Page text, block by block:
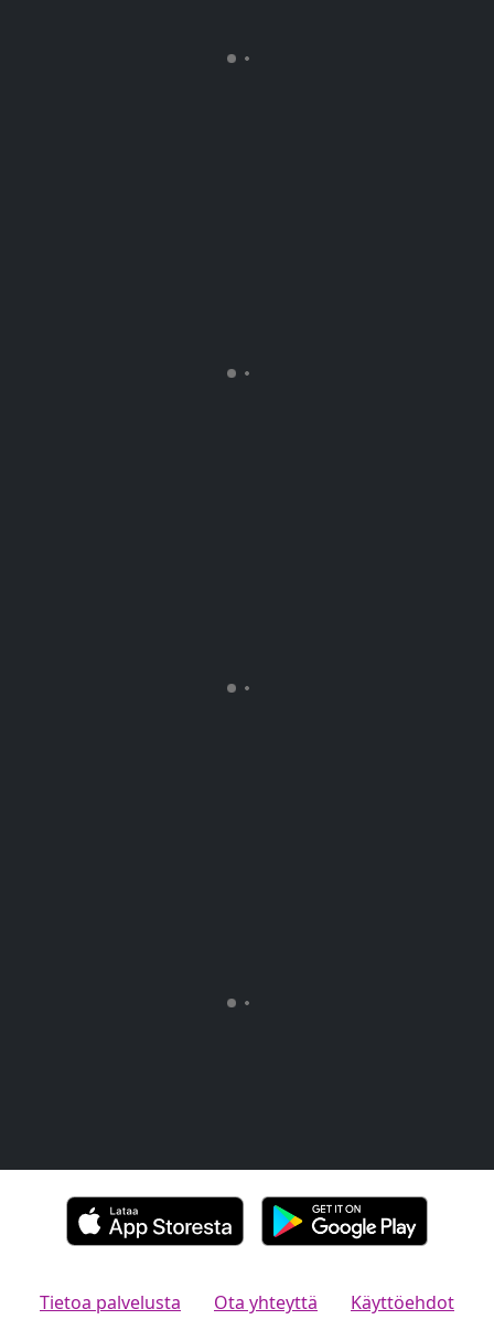
Tietoa palvelusta Ota yhteyttä Käyttöehdot